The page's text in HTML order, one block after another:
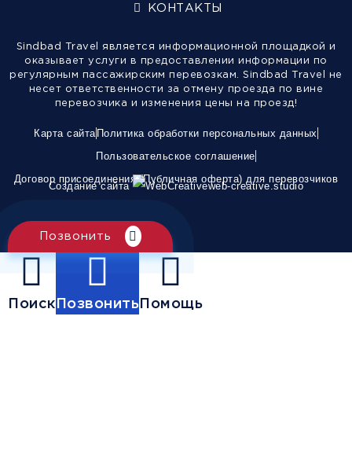
КОНТАКТЫ
Sindbad Travel является информационной площадкой и
оказывает услуги в предоставлении информации по
регулярным пассажирским перевозкам. Sindbad Travel не
несет ответственности за отмену проезда по вине
перевозчика и изменения цены на проезд!
Карта сайта Политика обработки персональных данных
Пользовательское соглашение
Договор присоединения (Публичная оферта) для перевозчиков
Создание сайта web-creative.studio
Позвонить
ПоискПозвонитьПомощь